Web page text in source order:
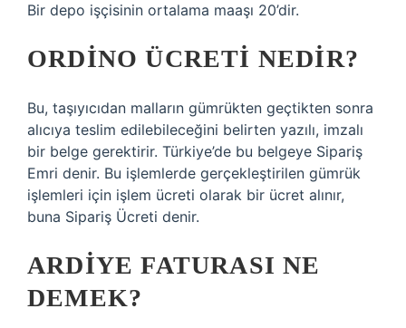
Bir depo işçisinin ortalama maaşı 20’dir.
ORDINO ÜCRETI NEDIR?
Bu, taşıyıcıdan malların gümrükten geçtikten sonra
alıcıya teslim edilebileceğini belirten yazılı, imzalı
bir belge gerektirir. Türkiye’de bu belgeye Sipariş
Emri denir. Bu işlemlerde gerçekleştirilen gümrük
işlemleri için işlem ücreti olarak bir ücret alınır,
buna Sipariş Ücreti denir.
ARDIYE FATURASI NE
DEMEK?